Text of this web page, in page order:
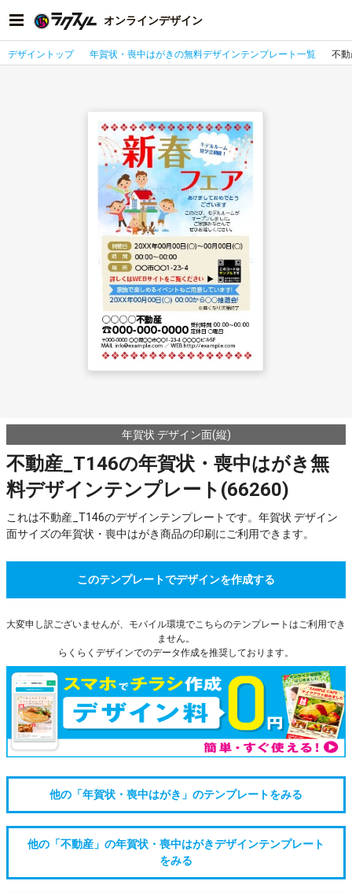
オンラインデザイン
デザイントップ 年賀状・喪中はがきの無料デザインテンプレート一覧 不
年賀状 デザイン面(縦)
不動産_T146の年賀状・喪中はがき無
料デザインテンプレート(66260)
これは不動産_T146のデザインテンプレートです。年賀状 デザイン
面サイズの年賀状・喪中はがき商品の印刷にご利用できます。
このテンプレートでデザインを作成する
大変申し訳ございませんが、モバイル環境でこちらのテンプレートはご利用でき
ません。
らくらくデザインでのデータ作成を推奨しております。
他の「年賀状・喪中はがき」のテンプレートをみる
他の「不動産」の年賀状・喪中はがきデザインテンプレート
をみる